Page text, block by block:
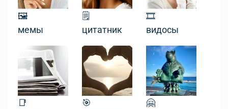
🖼
мемы
🗒
цитатник
🎞
видосы
📑
🎯
🤗